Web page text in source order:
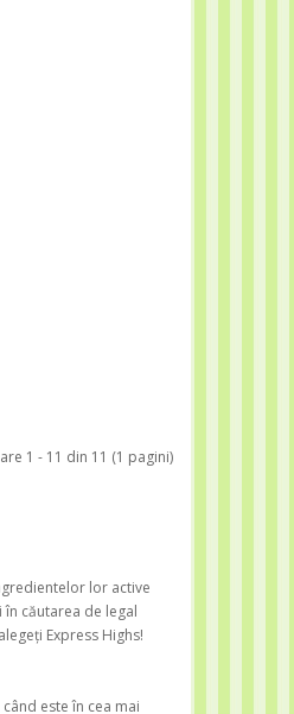
1 - 11 din 11 (1 pagini)
lor active
căutarea de legal
Express Highs!
este în cea mai